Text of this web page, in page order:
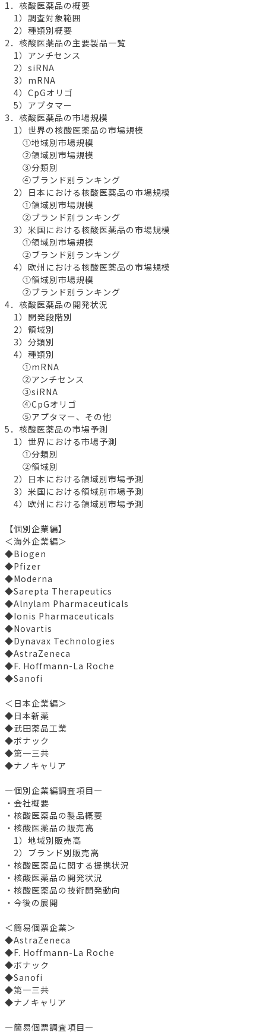
1．核酸医薬品の概要
1）調査対象範囲
2）種類別概要
2．核酸医薬品の主要製品一覧
1）アンチセンス
2）siRNA
3）mRNA
4）CpGオリゴ
5）アプタマー
3．核酸医薬品の市場規模
1）世界の核酸医薬品の市場規模
①地域別市場規模
②領域別市場規模
③分類別
④ブランド別ランキング
2）日本における核酸医薬品の市場規模
①領域別市場規模
②ブランド別ランキング
3）米国における核酸医薬品の市場規模
①領域別市場規模
②ブランド別ランキング
4）欧州における核酸医薬品の市場規模
①領域別市場規模
②ブランド別ランキング
4．核酸医薬品の開発状況
1）開発段階別
2）領域別
3）分類別
4）種類別
①mRNA
②アンチセンス
③siRNA
④CpGオリゴ
⑤アプタマー、その他
5．核酸医薬品の市場予測
1）世界における市場予測
①分類別
②領域別
2）日本における領域別市場予測
3）米国における領域別市場予測
4）欧州における領域別市場予測
【個別企業編】
＜海外企業編＞
◆Biogen
◆Pfizer
◆Moderna
◆Sarepta Therapeutics
◆Alnylam Pharmaceuticals
◆Ionis Pharmaceuticals
◆Novartis
◆Dynavax Technologies
◆AstraZeneca
◆F. Hoffmann-La Roche
◆Sanofi
＜日本企業編＞
◆日本新薬
◆武田薬品工業
◆ボナック
◆第一三共
◆ナノキャリア
―個別企業編調査項目―
・会社概要
・核酸医薬品の製品概要
・核酸医薬品の販売高
1）地域別販売高
2）ブランド別販売高
・核酸医薬品に関する提携状況
・核酸医薬品の開発状況
・核酸医薬品の技術開発動向
・今後の展開
＜簡易個票企業＞
◆AstraZeneca
◆F. Hoffmann-La Roche
◆ボナック
◆Sanofi
◆第一三共
◆ナノキャリア
―簡易個票調査項目―